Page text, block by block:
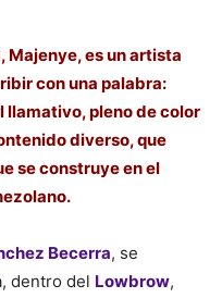
Majenye, es un artista
con una palabra:
pleno de color
diverso, que
se construye en el
Becerra, se
dentro del Lowbrow,